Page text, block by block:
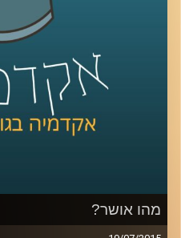
שונים בתכלית מאופן
תערוכות, דבר שיצר
לכו לבקר!
AudioVersity
מהו אושר?